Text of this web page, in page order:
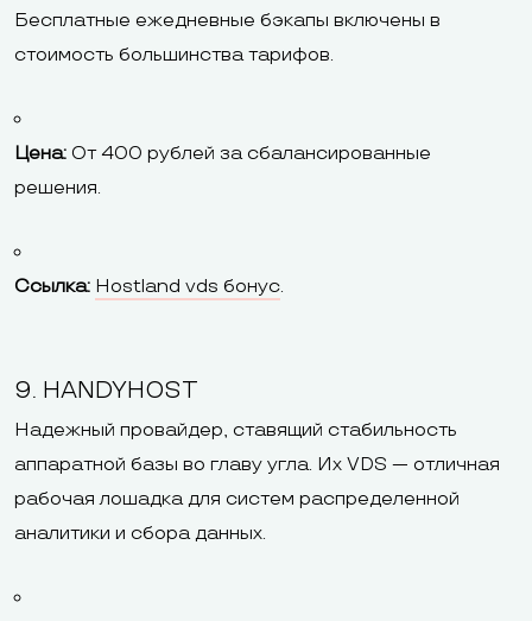
Бесплатные ежедневные бэкапы включены в
стоимость большинства тарифов.
Цена: От 400 рублей за сбалансированные
решения.
Ссылка: Hostland vds бонус.
9. HANDYHOST
Надежный провайдер, ставящий стабильность
аппаратной базы во главу угла. Их VDS — отличная
рабочая лошадка для систем распределенной
аналитики и сбора данных.